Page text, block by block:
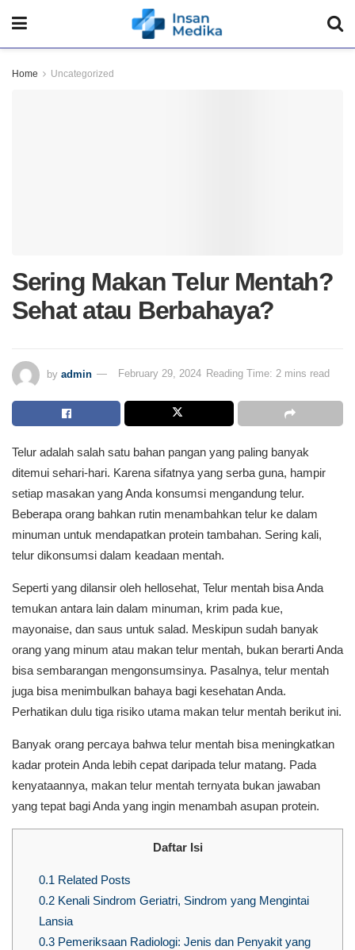
Home Uncategorized
Sering Makan Telur Mentah?
Sehat atau Berbahaya?
by admin February 29, 2024 Reading Time: 2 mins read
Telur adalah salah satu bahan pangan yang paling banyak
ditemui sehari-hari. Karena sifatnya yang serba guna, hampir
setiap masakan yang Anda konsumsi mengandung telur.
Beberapa orang bahkan rutin menambahkan telur ke dalam
minuman untuk mendapatkan protein tambahan. Sering kali,
telur dikonsumsi dalam keadaan mentah.
Seperti yang dilansir oleh hellosehat, Telur mentah bisa Anda
temukan antara lain dalam minuman, krim pada kue,
mayonaise, dan saus untuk salad. Meskipun sudah banyak
orang yang minum atau makan telur mentah, bukan berarti Anda
bisa sembarangan mengonsumsinya. Pasalnya, telur mentah
juga bisa menimbulkan bahaya bagi kesehatan Anda.
Perhatikan dulu tiga risiko utama makan telur mentah berikut ini.
Banyak orang percaya bahwa telur mentah bisa meningkatkan
kadar protein Anda lebih cepat daripada telur matang. Pada
kenyataannya, makan telur mentah ternyata bukan jawaban
yang tepat bagi Anda yang ingin menambah asupan protein.
Daftar Isi
0.1 Related Posts
0.2Kenali Sindrom Geriatri, Sindrom yang Mengintai
Lansia
0.3Pemeriksaan Radiologi: Jenis dan Penyakit yang